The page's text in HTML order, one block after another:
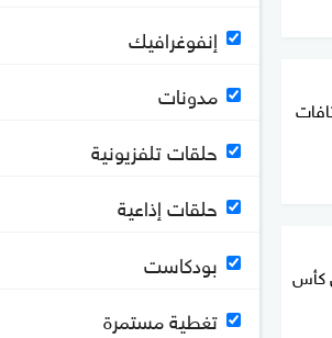
كأس
إنفوغرافيك
مدونات
حلقات تلفزيونية
حلقات إذاعية
بودكاست
تغطية مستمرة